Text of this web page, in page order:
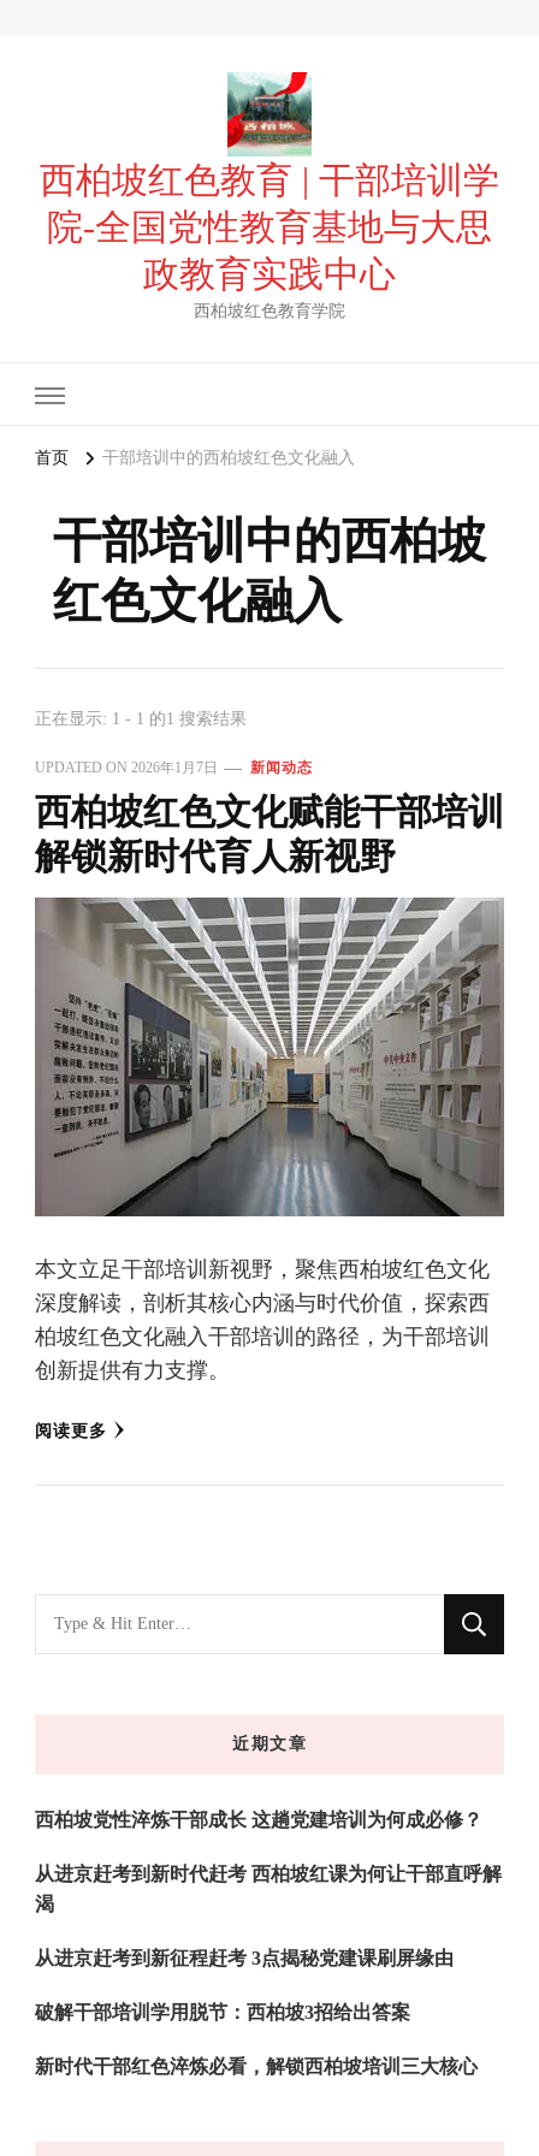
西柏坡红色教育 | 干部培训学
院-全国党性教育基地与大思
政教育实践中心
西柏坡红色教育学院
首页 干部培训中的西柏坡红色文化融入
干部培训中的西柏坡
红色文化融入
正在显示: 1 - 1 的1 搜索结果
UPDATED ON 2026年1月7日 新闻动态
西柏坡红色文化赋能干部培训
解锁新时代育人新视野
本文立足干部培训新视野，聚焦西柏坡红色文化
深度解读，剖析其核心内涵与时代价值，探索西
柏坡红色文化融入干部培训的路径，为干部培训
创新提供有力支撑。
阅读更多
找
什
近期文章
西柏坡党性淬炼干部成长 这趟党建培训为何成必修？
从进京赶考到新时代赶考 西柏坡红课为何让干部直呼解
渴
从进京赶考到新征程赶考 3点揭秘党建课刷屏缘由
破解干部培训学用脱节：西柏坡3招给出答案
新时代干部红色淬炼必看，解锁西柏坡培训三大核心